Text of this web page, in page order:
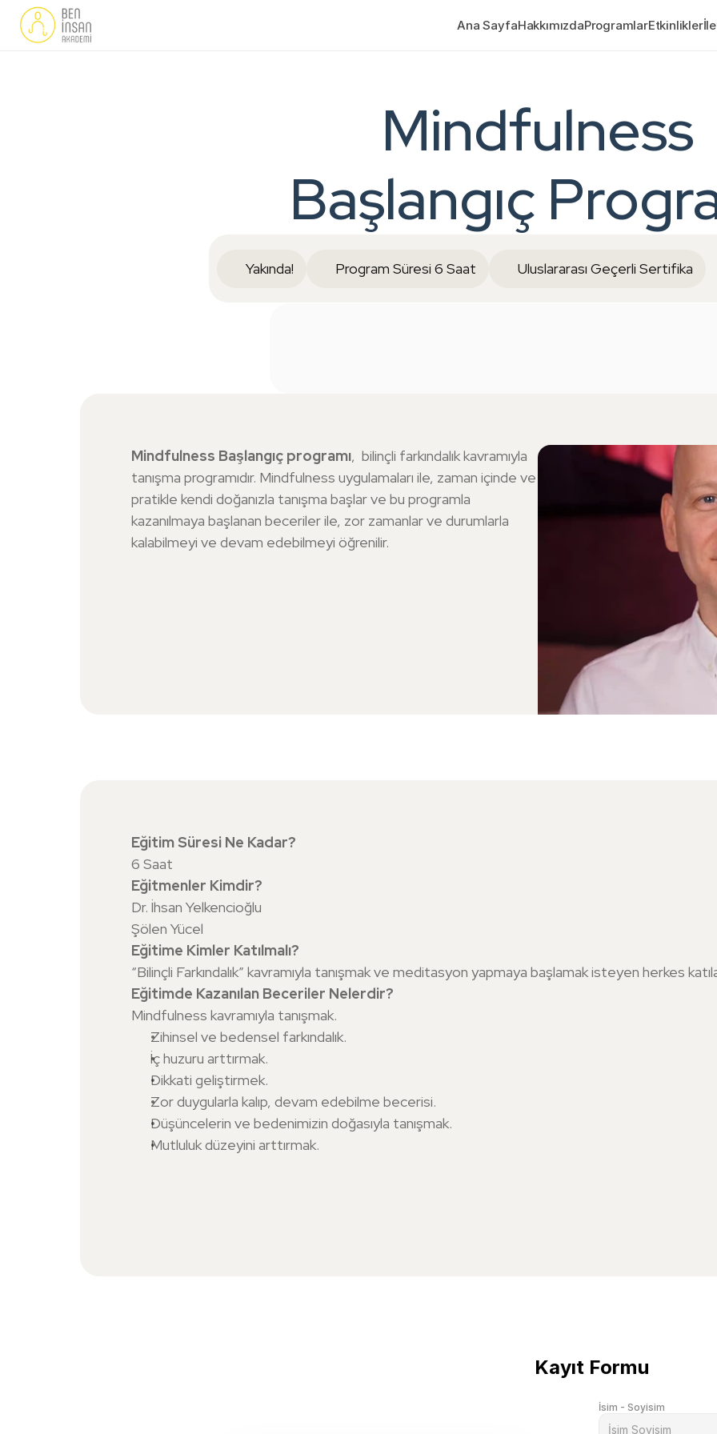
Ana SayfaHakkımızdaProgramlarEtkinlikler
Mindfulness
Başlangıç
Yakında! Program Süresi 6 Saat Uluslararası Geçerli Sertifika
Mindfulness Başlangıç programı,  bilinçli farkındalık kavramıyla
tanışma programıdır. Mindfulness uygulamaları ile, zaman içinde ve
pratikle kendi doğanızla tanışma başlar ve bu programla
kazanılmaya başlanan beceriler ile, zor zamanlar ve durumlarla
kalabilmeyi ve devam edebilmeyi öğrenilir.
Eğitim Süresi Ne Kadar?
6 Saat
Eğitmenler Kimdir?
Dr. İhsan Yelkencioğlu
Şölen Yücel
Eğitime Kimler Katılmalı?
“Bilinçli Farkındalık” kavramıyla tanışmak ve meditasyon yapmaya başlamak isteyen herkes
Eğitimde Kazanılan Beceriler Nelerdir?
Mindfulness kavramıyla tanışmak.
Zihinsel ve bedensel farkındalık.
İç huzuru arttırmak.
Dikkati geliştirmek.
Zor duygularla kalıp, devam edebilme becerisi.
Düşüncelerin ve bedenimizin doğasıyla tanışmak.
Mutluluk düzeyini arttırmak.
Kayıt Formu
İsim - Soyisim